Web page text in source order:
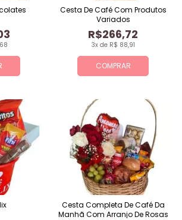
COMPRAR
3x de R$ 88,91
R$266,72
Cesta De Café Com Produtos
Variados
Cesta Completa De Café Da
Manhã Com Arranjo De Rosas